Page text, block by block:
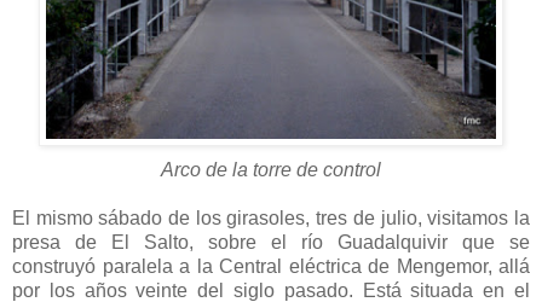
Arco de la torre de control
El mismo sábado de los girasoles, tres de julio, visitamos la
presa de El Salto, sobre el río Guadalquivir que se
construyó paralela a la Central eléctrica de Mengemor, allá
por los años veinte del siglo pasado. Está situada en el